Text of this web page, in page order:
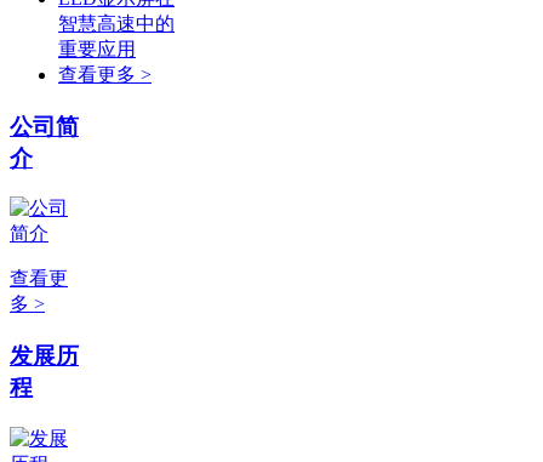
智慧高速中的
重要应用
查看更多 >
公司简
介
查看更
多 >
发展历
程